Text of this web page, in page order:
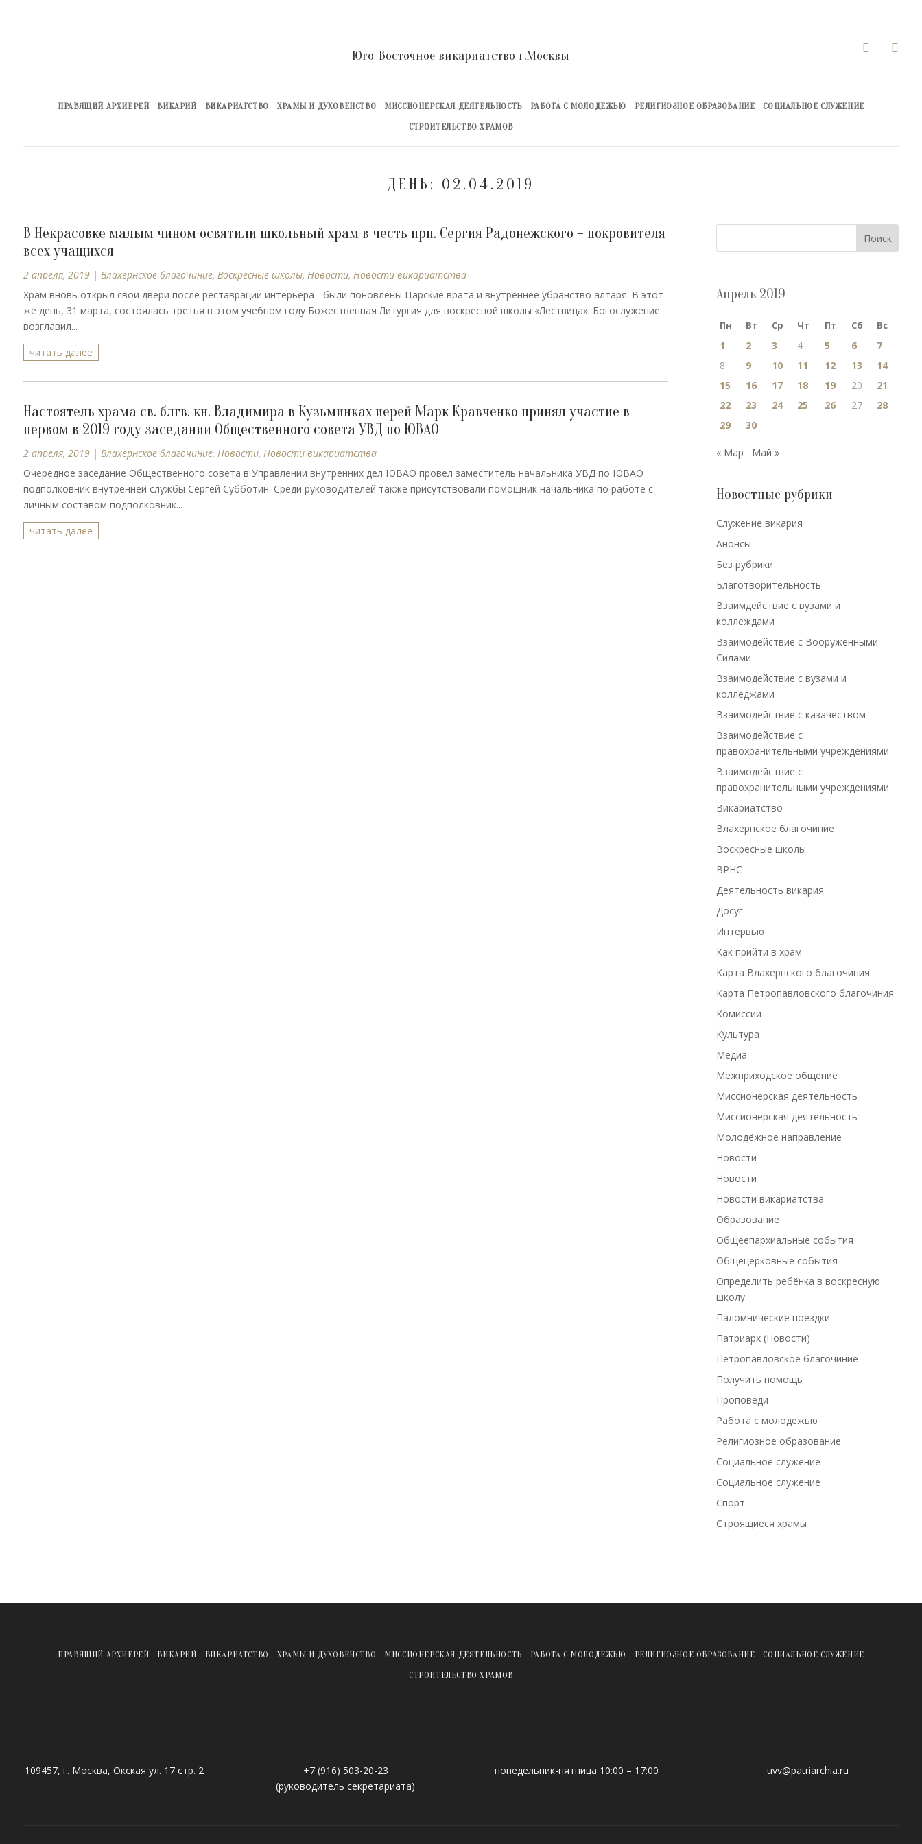
 
Юго-Восточное викариатство г.Москвы
ПРАВЯЩИЙ АРХИЕРЕЙ ВИКАРИЙ ВИКАРИАТСТВО ХРАМЫ И ДУХОВЕНСТВО МИССИОНЕРСКАЯ ДЕЯТЕЛЬНОСТЬ РАБОТА С МОЛОДЕЖЬЮ РЕЛИГИОЗНОЕ ОБРАЗОВАНИЕ
СОЦИАЛЬНОЕ СЛУЖЕНИЕ
СТРОИТЕЛЬСТВО ХРАМОВ
ДЕНЬ: 02.04.2019
В Некрасовке малым чином освятили школьный храм в честь прп. Сергия Радонежского – покровителя
всех учащихся
2 апреля, 2019| Влахернское благочиние, Воскресные школы, Новости, Новости викариатства
Храм вновь открыл свои двери после реставрации интерьера - были поновлены Царские врата и внутреннее убранство алтаря. В этот
же день, 31 марта, состоялась третья в этом учебном году Божественная Литургия для воскресной школы «Лествица». Богослужение
возглавил...
читать далее
Настоятель храма св. блгв. кн. Владимира в Кузьминках иерей Марк Кравченко принял участие в
первом в 2019 году заседании Общественного совета УВД по ЮВАО
2 апреля, 2019| Влахернское благочиние, Новости, Новости викариатства
Очередное заседание Общественного совета в Управлении внутренних дел ЮВАО провел заместитель начальника УВД по ЮВАО
подполковник внутренней службы Сергей Субботин. Среди руководителей также присутствовали помощник начальника по работе с
личным составом подполковник...
читать далее
Поиск
Апрель 2019
Пн Вт Ср Чт Пт Сб Вс
1 2 3 4 5 6
7
8
9 10 11 12 13
14
15
16 17 18 19 20
21
22
23 24 25 26 27
28
29
30
« Мар Май »
Новостные рубрики
Cлужение викария
Анонсы
Без рубрики
Благотворительность
Взаимдействие с вузами и
коллеждами
Взаимодействие с Вооруженными
Силами
Взаимодействие с вузами и
колледжами
Взаимодействие с казачеством
Взаимодействие с
правохранительными учреждениями
Взаимодействие с
правохранительными учреждениями
Викариатство
Влахернское благочиние
Воскресные школы
ВРНС
Деятельность викария
Досуг
Интервью
Как прийти в храм
Карта Влахернского благочиния
Карта Петропавловского благочиния
Комиссии
Культура
Медиа
Межприходское общение
Миссионерская деятельность
Миссионерская деятельность
Молодёжное направление
Новости
Новости
Новости викариатства
Образование
Общеепархиальные события
Общецерковные события
Определить ребёнка в воскресную
школу
Паломнические поездки
Патриарх (Новости)
Петропавловское благочиние
Получить помощь
Проповеди
Работа с молодежью
Религиозное образование
Социальное служение
Социальное служение
Спорт
Строящиеся храмы
ПРАВЯЩИЙ АРХИЕРЕЙ ВИКАРИЙ ВИКАРИАТСТВО ХРАМЫ И ДУХОВЕНСТВО МИССИОНЕРСКАЯ ДЕЯТЕЛЬНОСТЬ РАБОТА С МОЛОДЕЖЬЮ РЕЛИГИОЗНОЕ ОБРАЗОВАНИЕ
СОЦИАЛЬНОЕ СЛУЖЕНИЕ
СТРОИТЕЛЬСТВО ХРАМОВ
109457, г. Москва, Окская ул. 17 стр. 2
+7 (916) 503-20-23
(руководитель секретариата)
понедельник-пятница 10:00 – 17:00 uvv@patriarchia.ru